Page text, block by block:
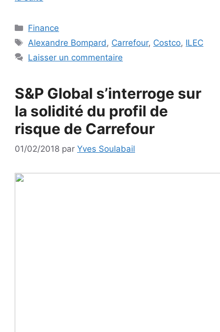
Catégories
Finance
Étiquettes
Alexandre Bompard , Carrefour, Costco, ILEC
Laisser un commentaire
S&P Global s’interroge sur
la solidité du profil de
risque de Carrefour
01/02/2018 par Yves Soulabail